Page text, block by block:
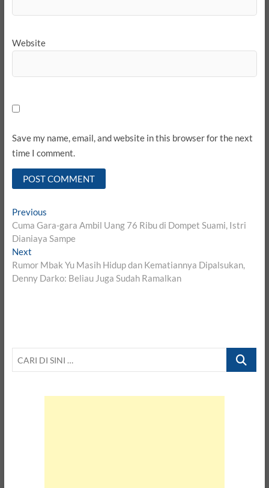
Website
Save my name, email, and website in this browser for the next
time I comment.
Post
navigation
PreviousPrevious
post:
Cuma Gara-gara Ambil Uang 76 Ribu di Dompet Suami, Istri
Dianiaya Sampe
NextNext
post:
Rumor Mbak Yu Masih Hidup dan Kematiannya Dipalsukan,
Denny Darko: Beliau Juga Sudah Ramalkan
CARI